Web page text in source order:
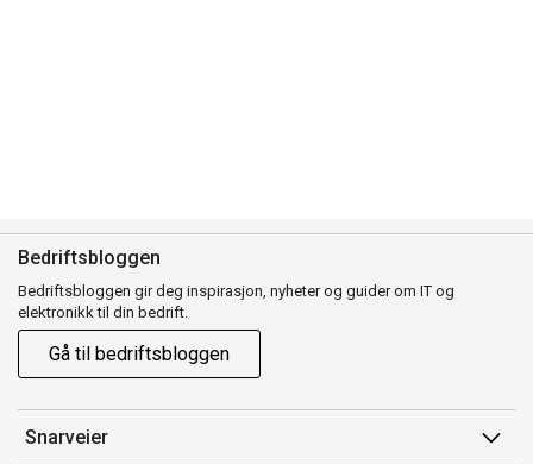
Bedriftsbloggen
Bedriftsbloggen gir deg inspirasjon, nyheter og guider om IT og
elektronikk til din bedrift.
Gå til bedriftsbloggen
Snarveier